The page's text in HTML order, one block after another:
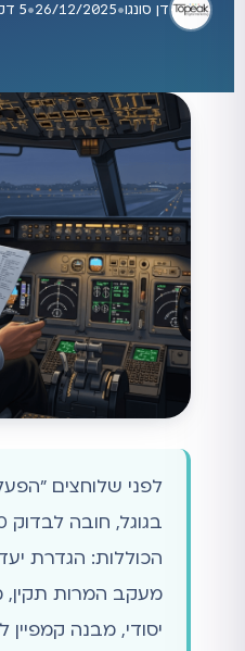
דן סונגו•
26/12/2025
•5 דקות קריאה
לפני שלוחצים
הכוללות: הגדרת
מעקב המרות
יסודי, מבנה קמפיין